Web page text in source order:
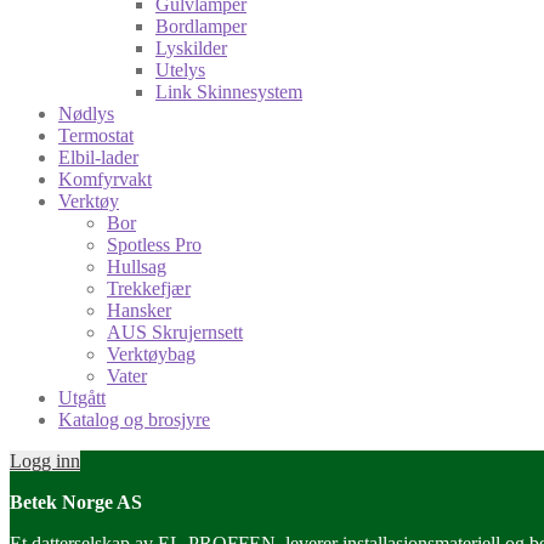
Bordlamper
Lyskilder
Utelys
Link Skinnesystem
Nødlys
Termostat
Elbil-lader
Komfyrvakt
Verktøy
Bor
Spotless Pro
Hullsag
Trekkefjær
Hansker
AUS Skrujernsett
Verktøybag
Vater
Utgått
Katalog og brosjyre
Logg inn
Betek Norge AS